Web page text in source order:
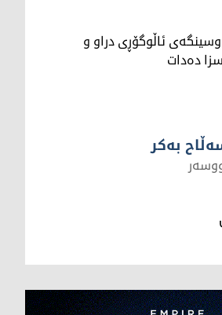
ئاڵوگۆڕی دراو و
دەدات
بەکر